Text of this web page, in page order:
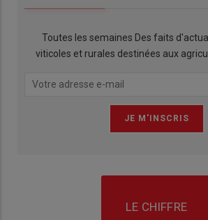
Toutes les semaines Des faits
viticoles et rurales destinées aux
LE CHIFFRE